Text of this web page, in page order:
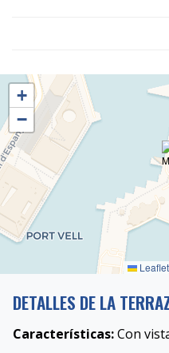
+
−
Leaflet
DETALLES DE LA
Características:Con